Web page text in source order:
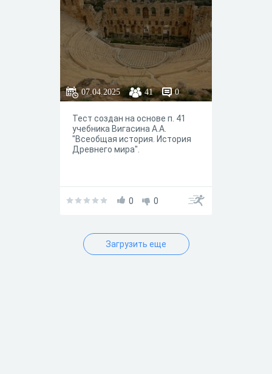
07.04.2025 41 0
Тест создан на основе п. 41
учебника Вигасина А.А.
"Всеобщая история. История
Древнего мира".
0 0
Загрузить еще